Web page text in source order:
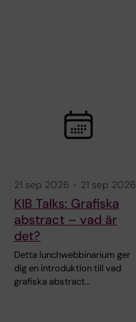
21 sep 2026 - 21 sep 2026
KIB Talks: Grafiska
abstract – vad är
det?
Detta lunchwebbinarium ger
dig en introduktion till vad
grafiska abstract…